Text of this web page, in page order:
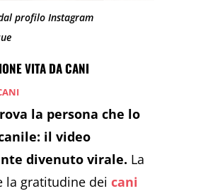
profilo Instagram
VITA DA CANI
la persona che lo
il video
divenuto virale. La
la gratitudine deicani